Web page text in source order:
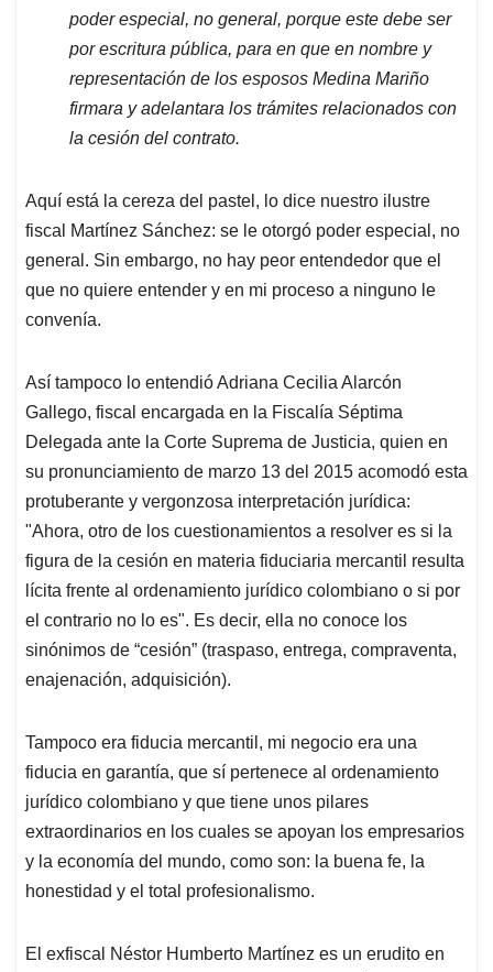
poder especial, no general, porque este debe ser
por escritura pública, para en que en nombre y
representación de los esposos Medina Mariño
firmara y adelantara los trámites relacionados con
la cesión del contrato.
Aquí está la cereza del pastel, lo dice nuestro ilustre
fiscal Martínez Sánchez: se le otorgó poder especial, no
general. Sin embargo, no hay peor entendedor que el
que no quiere entender y en mi proceso a ninguno le
convenía.
Así tampoco lo entendió Adriana Cecilia Alarcón
Gallego, fiscal encargada en la Fiscalía Séptima
Delegada ante la Corte Suprema de Justicia, quien en
su pronunciamiento de marzo 13 del 2015 acomodó esta
protuberante y vergonzosa interpretación jurídica:
"Ahora, otro de los cuestionamientos a resolver es si la
figura de la cesión en materia fiduciaria mercantil resulta
lícita frente al ordenamiento jurídico colombiano o si por
el contrario no lo es". Es decir, ella no conoce los
sinónimos de “cesión” (traspaso, entrega, compraventa,
enajenación, adquisición).
Tampoco era fiducia mercantil, mi negocio era una
fiducia en garantía, que sí pertenece al ordenamiento
jurídico colombiano y que tiene unos pilares
extraordinarios en los cuales se apoyan los empresarios
y la economía del mundo, como son: la buena fe, la
honestidad y el total profesionalismo.
El exfiscal Néstor Humberto Martínez es un erudito en